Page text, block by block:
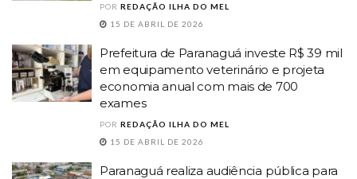
POR REDAÇÃO ILHA DO MEL
15 DE ABRIL DE 2026
Prefeitura de Paranaguá investe R$ 39 mil
em equipamento veterinário e projeta
economia anual com mais de 700
exames
POR REDAÇÃO ILHA DO MEL
15 DE ABRIL DE 2026
Paranaguá realiza audiência pública para